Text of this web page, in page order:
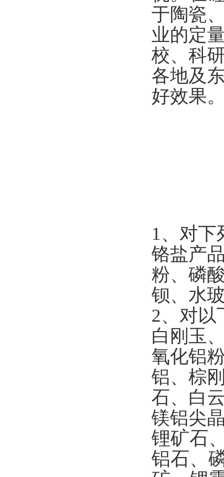
于陶瓷
业的定
校、科
各地及
好效果
1、对下
铬盐产
粉、磷
钡、水
2、对以
白刚玉
氧化铝
铝、棕
石、白
镁铝尖
锂矿石
铝石、